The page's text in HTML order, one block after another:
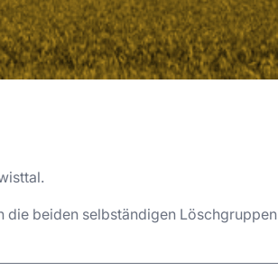
die beiden selbständigen Löschgruppen